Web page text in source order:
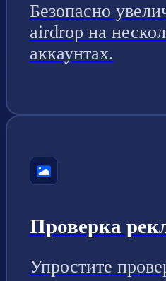
Безопасно
airdrop на
аккаунтах.
Проверка
Упростите